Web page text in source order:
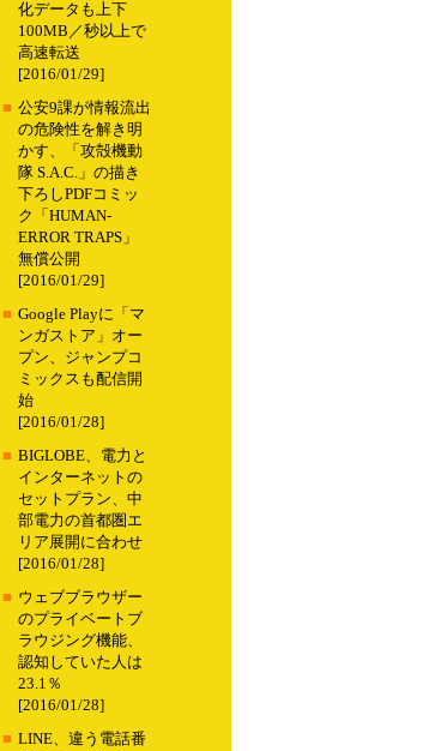
化データも上下
100MB／秒以上で
高速転送
[2016/01/29]
■ 公安9課が情報流出
の危険性を解き明
かす、「攻殻機動
隊 S.A.C.」の描き
下ろしPDFコミッ
ク「HUMAN-
ERROR TRAPS」
無償公開
[2016/01/29]
■ Google Playに「マ
ンガストア」オー
プン、ジャンプコ
ミックスも配信開
始
[2016/01/28]
■ BIGLOBE、電力と
インターネットの
セットプラン、中
部電力の首都圏エ
リア展開に合わせ
[2016/01/28]
■ ウェブブラウザー
のプライベートブ
ラウジング機能、
認知していた人は
23.1％
[2016/01/28]
■ LINE、違う電話番